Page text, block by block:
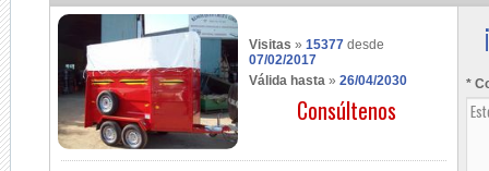
Visitas » 15377 desde
07/02/2017
Válida hasta » 26/04/2030
Consúltenos
*